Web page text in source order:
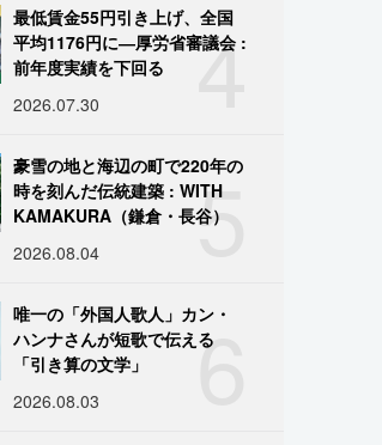
4
最低賃金55円引き上げ、全国
平均1176円に―厚労省審議会 :
前年度実績を下回る
2026.07.30
5
豪雪の地と海辺の町で220年の
時を刻んだ伝統建築 : WITH
KAMAKURA（鎌倉・長谷）
2026.08.04
6
唯一の「外国人歌人」カン・
ハンナさんが短歌で伝える
「引き算の文学」
2026.08.03